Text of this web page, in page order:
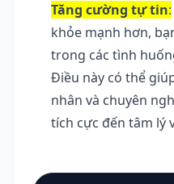
Tăng cường tự tin:
khỏe mạnh hơn,
trong các tình
Điều này có thể
nhân và chuyên
tích cực đến tâm lý